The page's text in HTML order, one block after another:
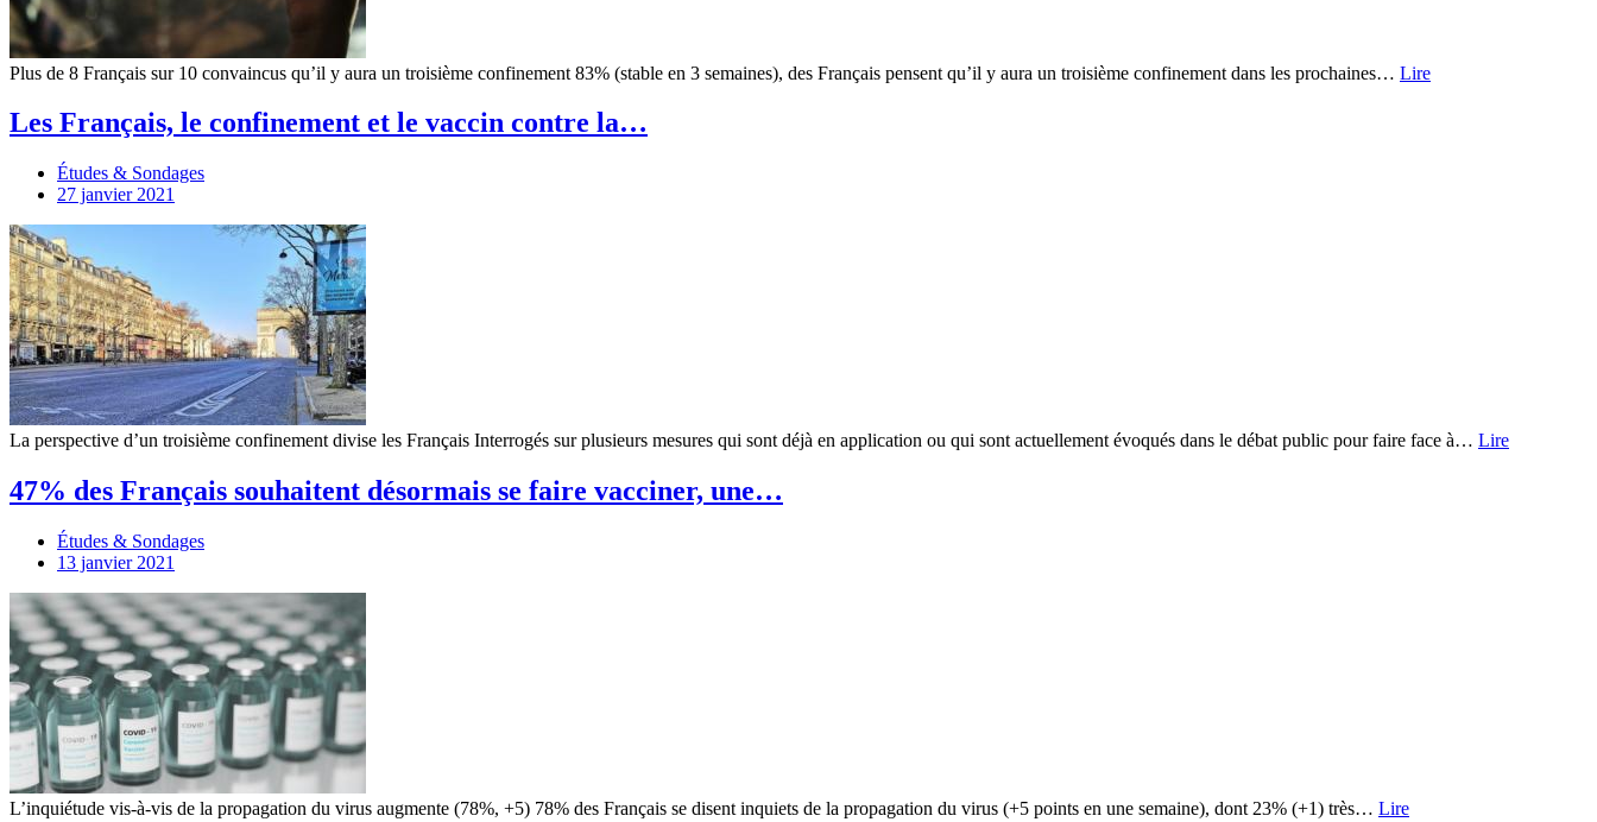
Plus de 8 Français sur 10 convaincus qu’il y aura un troisième confinement 83% (stable en 3 semaines), des Français pensent qu’il y aura un troisième confinement dans les prochaines… Lire
Les Français, le confinement et le vaccin contre la…
Études & Sondages
27 janvier 2021
La perspective d’un troisième confinement divise les Français Interrogés sur plusieurs mesures qui sont déjà en application ou qui sont actuellement évoqués dans le débat public pour faire face à… Lire
47% des Français souhaitent désormais se faire vacciner, une…
Études & Sondages
13 janvier 2021
L’inquiétude vis-à-vis de la propagation du virus augmente (78%, +5) 78% des Français se disent inquiets de la propagation du virus (+5 points en une semaine), dont 23% (+1) très… Lire